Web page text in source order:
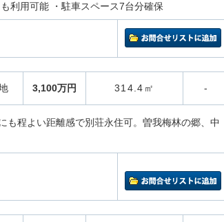
利用可能 ・駐車スペース7台分確保
3,100万円 314.4㎡ -
も程よい距離感で別荘永住可。曽我梅林の郷、中